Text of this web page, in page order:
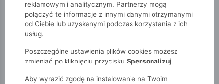
Monnari Torby
Torebki na telefon
Torba damska idealna na telefon
reklamowym i analitycznym. Partnerzy mogą
połączyć te informacje z innymi danymi otrzymanymi
od Ciebie lub uzyskanymi podczas korzystania z ich
usług.
Poszczególne ustawienia plików cookies możesz
zmieniać po kliknięciu przycisku Spersonalizuj.
Aby wyrazić zgodę na instalowanie na Twoim